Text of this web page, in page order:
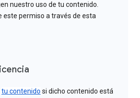
nuestro uso de tu contenido.
este permiso a través de esta
tu contenido si dicho contenido está